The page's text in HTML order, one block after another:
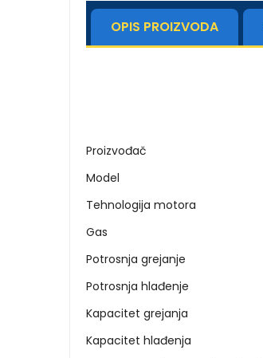
OPIS PROIZVODA
Proizvođač
Model
Tehnologija motora
Gas
Potrosnja grejanje
Potrosnja hlađenje
Kapacitet grejanja
Kapacitet hlađenja